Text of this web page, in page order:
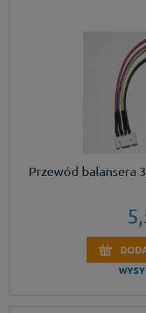
Przewód balansera